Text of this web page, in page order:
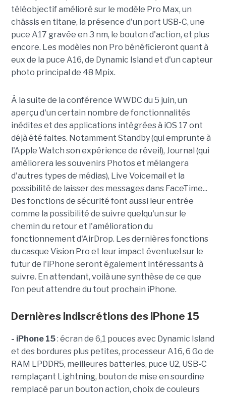
téléobjectif amélioré sur le modèle Pro Max, un
châssis en titane, la présence d'un port USB-C, une
puce A17 gravée en 3 nm, le bouton d'action, et plus
encore. Les modèles non Pro bénéficieront quant à
eux de la puce A16, de Dynamic Island et d'un capteur
photo principal de 48 Mpix.
À la suite de la conférence WWDC du 5 juin, un
aperçu d'un certain nombre de fonctionnalités
inédites et des applications intégrées à iOS 17 ont
déjà été faites. Notamment Standby (qui emprunte à
l'Apple Watch son expérience de réveil), Journal (qui
améliorera les souvenirs Photos et mélangera
d'autres types de médias), Live Voicemail et la
possibilité de laisser des messages dans FaceTime...
Des fonctions de sécurité font aussi leur entrée
comme la possibilité de suivre quelqu'un sur le
chemin du retour et l'amélioration du
fonctionnement d'AirDrop. Les dernières fonctions
du casque Vision Pro et leur impact éventuel sur le
futur de l'iPhone seront également intéressants à
suivre. En attendant, voilà une synthèse de ce que
l'on peut attendre du tout prochain iPhone.
Dernières indiscrétions des iPhone 15
- iPhone 15: écran de 6,1 pouces avec Dynamic Island
et des bordures plus petites, processeur A16, 6 Go de
RAM LPDDR5, meilleures batteries, puce U2, USB-C
remplaçant Lightning, bouton de mise en sourdine
remplacé par un bouton action, choix de couleurs